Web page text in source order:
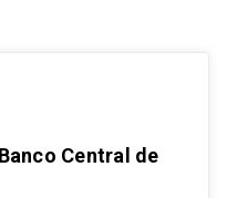
Central de